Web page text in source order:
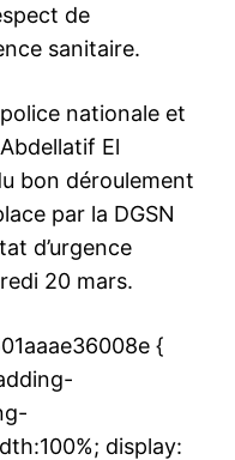
de
sanitaire.
nationale et
El
bon déroulement
par la DGSN
d’urgence
20 mars.
{
display: